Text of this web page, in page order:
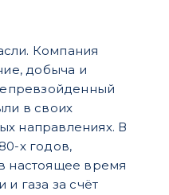
Компания
добыча и
в своих
направлениях. В
х годов,
настоящее время
газа за счёт